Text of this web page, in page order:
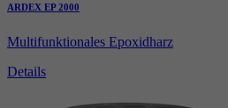
ARDEX EP 2000
Multifunktionales Epoxidharz
Details